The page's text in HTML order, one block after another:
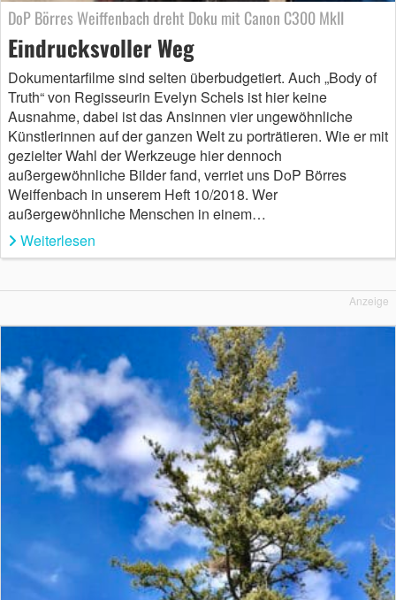
DoP Börres Weiffenbach dreht Doku mit Canon C300 MkII
Eindrucksvoller Weg
Dokumentarfilme sind selten überbudgetiert. Auch „Body of
Truth“ von Regisseurin Evelyn Schels ist hier keine
Ausnahme, dabei ist das Ansinnen vier ungewöhnliche
Künstlerinnen auf der ganzen Welt zu porträtieren. Wie er mit
gezielter Wahl der Werkzeuge hier dennoch
außergewöhnliche Bilder fand, verriet uns DoP Börres
Weiffenbach in unserem Heft 10/2018. Wer
außergewöhnliche Menschen in einem…
Weiterlesen
Anzeige